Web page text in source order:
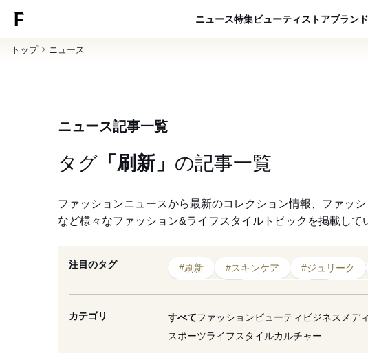
ニュース特集ビューティ ストアブラン
トップ ニュース
ニュース記事一覧
タグ 「刷新」 の記事一覧
ファッションニュースから最新のコレクション情報、ファッ
など様々なファッション&ライフスタイルトピックを掲載して
注目のタグ #刷新 #スキンケア #ジュリーク
#資生堂
#リニューアル #ポーラ
#2026年発売
#ダウンジャケット
カテゴリ すべてファッションビューティ ビジネス メデ
スポーツライフスタイルカルチャー